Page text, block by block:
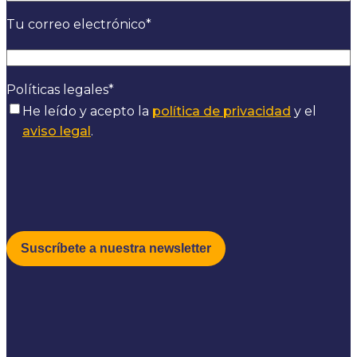
Tu correo electrónico*
Políticas legales*
He leído y acepto la política de privacidad y el
aviso legal.